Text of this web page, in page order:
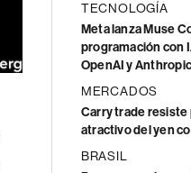
TECNOLOGÍA
Meta lanza Muse
programación con
OpenAI y Anthropic
MERCADOS
Carry trade resiste
atractivo del yen
BRASIL